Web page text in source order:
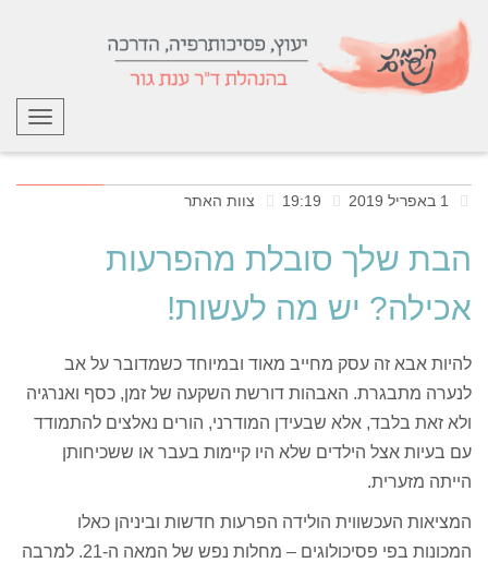
צוות האתר
הבת שלך סובלת מהפרעות
אכילה? יש מה לעשות!
להיות אבא זה עסק מחייב מאוד ובמיוחד כשמדובר על אב
לנערה מתבגרת. האבהות דורשת השקעה של זמן, כסף ואנרגיה
ולא זאת בלבד, אלא שבעידן המודרני, הורים נאלצים להתמודד
עם בעיות אצל הילדים שלא היו קיימות בעבר או ששכיחותן
הייתה מזערית.
המציאות העכשווית הולידה הפרעות חדשות וביניהן כאלו
המכונות בפי פסיכולוגים – מחלות נפש של המאה ה-21. למרבה